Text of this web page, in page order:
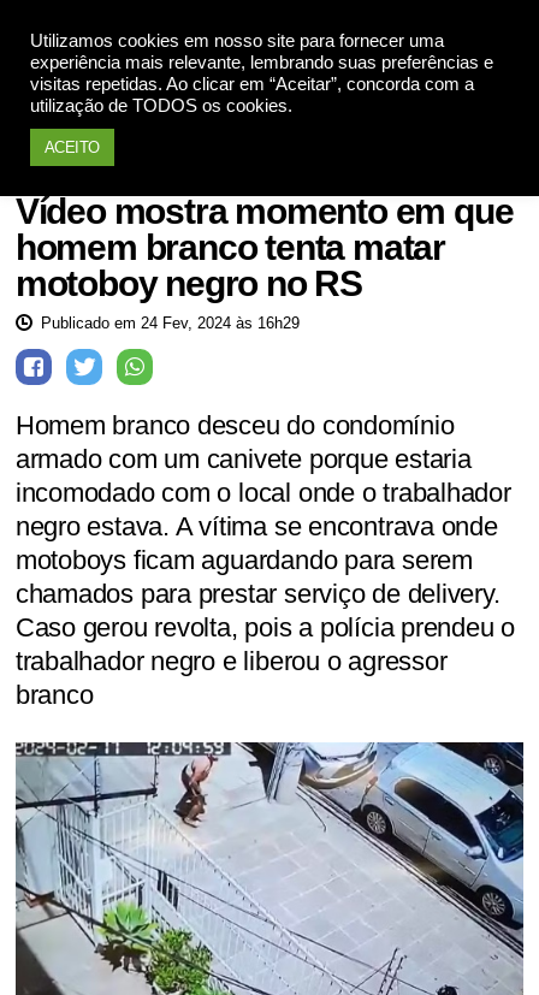
Utilizamos cookies em nosso site para fornecer uma
experiência mais relevante, lembrando suas preferências e
visitas repetidas. Ao clicar em “Aceitar”, concorda com a
utilização de TODOS os cookies.
ACEITO
Racismo não
Vídeo mostra momento em que
homem branco tenta matar
motoboy negro no RS
Publicado em 24 Fev, 2024 às 16h29
Homem branco desceu do condomínio
armado com um canivete porque estaria
incomodado com o local onde o trabalhador
negro estava. A vítima se encontrava onde
motoboys ficam aguardando para serem
chamados para prestar serviço de delivery.
Caso gerou revolta, pois a polícia prendeu o
trabalhador negro e liberou o agressor
branco